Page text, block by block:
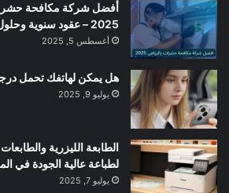
أفضل شركة مكافحة
2025 – عقود سنوية وحلول فعالة
أغسطس 5, 2025
هل يمكن لهاتفك تحمل
يوليو 9, 2025
الطابعة الليزرية والطابعات
لطباعة عالية الجودة في
يوليو 7, 2025